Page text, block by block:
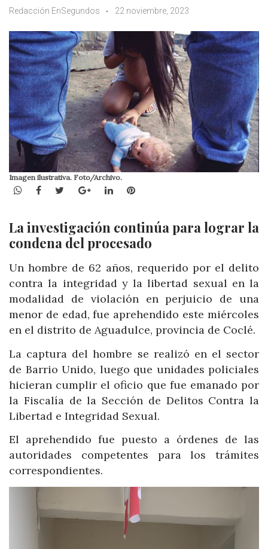
Redacción EnSegundos 22 noviembre, 2023
Imagen ilustrativa. Foto/Archivo.
WhatsApp
Facebook
TwitterGoogle+LinkedInPinterest
La investigación continúa para lograr la
condena del procesado
Un hombre de 62 años, requerido por el delito
contra la integridad y la libertad sexual en la
modalidad de violación en perjuicio de una
menor de edad, fue aprehendido este miércoles
en el distrito de Aguadulce, provincia de Coclé.
La captura del hombre se realizó en el sector
de Barrio Unido, luego que unidades policiales
hicieran cumplir el oficio que fue emanado por
la Fiscalía de la Sección de Delitos Contra la
Libertad e Integridad Sexual.
El aprehendido fue puesto a órdenes de las
autoridades competentes para los trámites
correspondientes.